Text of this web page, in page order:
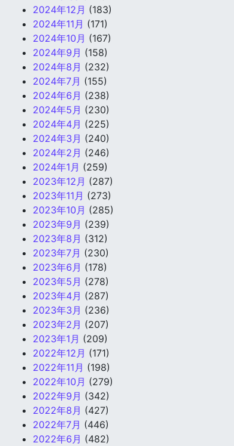
2024年12月 (183)
2024年11月 (171)
2024年10月 (167)
2024年9月 (158)
2024年8月 (232)
2024年7月 (155)
2024年6月 (238)
2024年5月 (230)
2024年4月 (225)
2024年3月 (240)
2024年2月 (246)
2024年1月 (259)
2023年12月 (287)
2023年11月 (273)
2023年10月 (285)
2023年9月 (239)
2023年8月 (312)
2023年7月 (230)
2023年6月 (178)
2023年5月 (278)
2023年4月 (287)
2023年3月 (236)
2023年2月 (207)
2023年1月 (209)
2022年12月 (171)
2022年11月 (198)
2022年10月 (279)
2022年9月 (342)
2022年8月 (427)
2022年7月 (446)
2022年6月 (482)